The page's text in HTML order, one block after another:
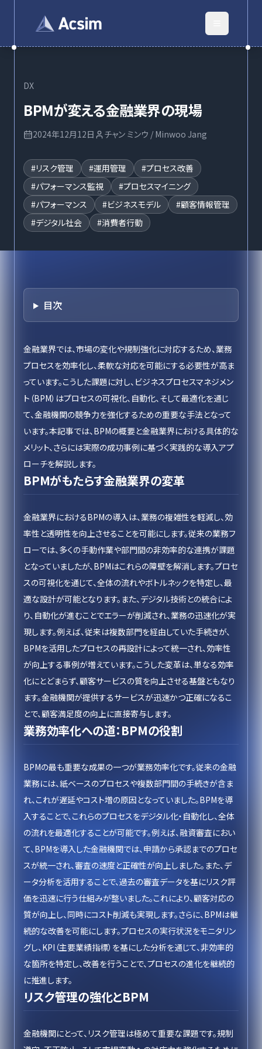
DX
BPMが変える金融業界の現場
2024年12月12日 チャン ミンウ / Minwoo Jang
#リスク管理 #運用管理 #プロセス改善
#パフォーマンス監視 #プロセスマイニング
#パフォーマンス #ビジネスモデル #顧客情報管理
#デジタル社会 #消費者行動
目次
金融業界では、市場の変化や規制強化に対応するため、業務
プロセスを効率化し、柔軟な対応を可能にする必要性が高ま
っています。こうした課題に対し、ビジネスプロセスマネジメン
ト（BPM）はプロセスの可視化、自動化、そして最適化を通じ
て、金融機関の競争力を強化するための重要な手法となって
います。本記事では、BPMの概要と金融業界における具体的な
メリット、さらには実際の成功事例に基づく実践的な導入アプ
ローチを解説します。
BPMがもたらす金融業界の変革
金融業界におけるBPMの導入は、業務の複雑性を軽減し、効
率性と透明性を向上させることを可能にします。従来の業務フ
ローでは、多くの手動作業や部門間の非効率的な連携が課題
となっていましたが、BPMはこれらの障壁を解消します。プロセ
スの可視化を通じて、全体の流れやボトルネックを特定し、最
適な設計が可能となります。また、デジタル技術との統合によ
り、自動化が進むことでエラーが削減され、業務の迅速化が実
現します。例えば、従来は複数部門を経由していた手続きが、
BPMを活用したプロセスの再設計によって統一され、効率性
が向上する事例が増えています。こうした変革は、単なる効率
化にとどまらず、顧客サービスの質を向上させる基盤ともなり
ます。金融機関が提供するサービスが迅速かつ正確になるこ
とで、顧客満足度の向上に直接寄与します。
業務効率化への道：BPMの役割
BPMの最も重要な成果の一つが業務効率化です。従来の金融
業務には、紙ベースのプロセスや複数部門間の手続きが含ま
れ、これが遅延やコスト増の原因となっていました。BPMを導
入することで、これらのプロセスをデジタル化・自動化し、全体
の流れを最適化することが可能です。例えば、融資審査におい
て、BPMを導入した金融機関では、申請から承認までのプロセ
スが統一され、審査の速度と正確性が向上しました。また、デ
ータ分析を活用することで、過去の審査データを基にリスク評
価を迅速に行う仕組みが整いました。これにより、顧客対応の
質が向上し、同時にコスト削減も実現します。さらに、BPMは継
続的な改善を可能にします。プロセスの実行状況をモニタリン
グし、KPI（主要業績指標）を基にした分析を通じて、非効率的
な箇所を特定し、改善を行うことで、プロセスの進化を継続的
に推進します。
リスク管理の強化とBPM
金融機関にとって、リスク管理は極めて重要な課題です。規制